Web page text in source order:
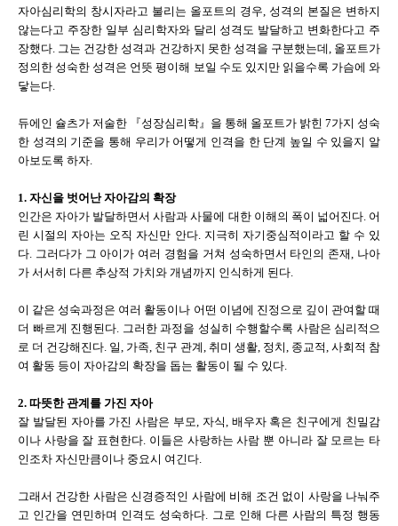
자아심리학의 창시자라고 불리는 올포트의 경우, 성격의 본질은 변하지
않는다고 주장한 일부 심리학자와 달리 성격도 발달하고 변화한다고 주
장했다. 그는 건강한 성격과 건강하지 못한 성격을 구분했는데, 올포트가
정의한 성숙한 성격은 언뜻 평이해 보일 수도 있지만 읽을수록 가슴에 와
닿는다.
듀에인 슐츠가 저술한 『성장심리학』을 통해 올포트가 밝힌 7가지 성숙
한 성격의 기준을 통해 우리가 어떻게 인격을 한 단계 높일 수 있을지 알
아보도록 하자.
1. 자신을 벗어난 자아감의 확장
인간은 자아가 발달하면서 사람과 사물에 대한 이해의 폭이 넓어진다. 어
린 시절의 자아는 오직 자신만 안다. 지극히 자기중심적이라고 할 수 있
다. 그러다가 그 아이가 여러 경험을 거쳐 성숙하면서 타인의 존재, 나아
가 서서히 다른 추상적 가치와 개념까지 인식하게 된다.
이 같은 성숙과정은 여러 활동이나 어떤 이념에 진정으로 깊이 관여할 때
더 빠르게 진행된다. 그러한 과정을 성실히 수행할수록 사람은 심리적으
로 더 건강해진다. 일, 가족, 친구 관계, 취미 생활, 정치, 종교적, 사회적 참
여 활동 등이 자아감의 확장을 돕는 활동이 될 수 있다.
2. 따뜻한 관계를 가진 자아
잘 발달된 자아를 가진 사람은 부모, 자식, 배우자 혹은 친구에게 친밀감
이나 사랑을 잘 표현한다. 이들은 사랑하는 사람 뿐 아니라 잘 모르는 타
인조차 자신만큼이나 중요시 여긴다.
그래서 건강한 사람은 신경증적인 사람에 비해 조건 없이 사랑을 나눠주
고 인간을 연민하며 인격도 성숙하다. 그로 인해 다른 사람의 특정 행동